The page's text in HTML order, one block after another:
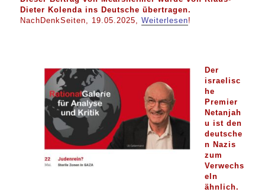
Dieter Kolendains Deutsche übertragen.
NachDenkSeiten, 19.05.2025,Weiterlesen!
Der
israelisc
he
Premier
Netanjah
u ist den
deutsche
n Nazis
zum
Verwechs
eln
ähnlich.